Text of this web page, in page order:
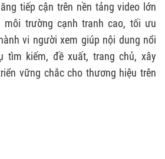
tiếp cận trên nền tảng video lớn
môi trường cạnh tranh cao, tối ưu
vi người xem giúp nội dung nổi
tìm kiếm, đề xuất, trang chủ, xây
vững chắc cho thương hiệu trên